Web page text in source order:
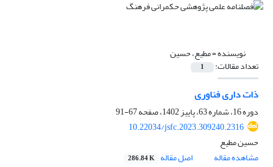
نویسنده =مطیع، حسین
تعداد مقالات: 1
ذات داری فناوری
دوره 16، شماره 63، پاییز 1402، صفحه
67-91
10.22034/jsfc.2023.309240.2316
حسین مطیع
مشاهده مقاله
اصل مقاله 286.84 K